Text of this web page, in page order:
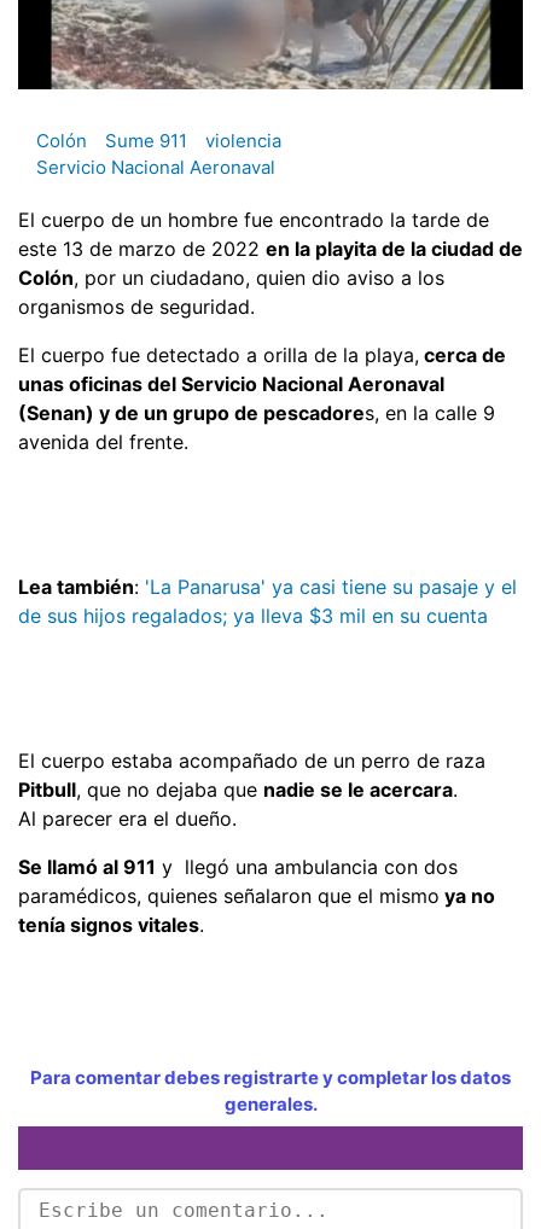
Colón Sume 911
violencia
Servicio Nacional Aeronaval
El cuerpo de un hombre fue encontrado la tarde de
este 13 de marzo de 2022 en la playita de la ciudad de
Colón, por un ciudadano, quien dio aviso a los
organismos de seguridad.
El cuerpo fue detectado a orilla de la playa, cerca de
unas oficinas del Servicio Nacional Aeronaval
(Senan) y de un grupo de pescadores, en la calle 9
avenida del frente.
Lea también: 'La Panarusa' ya casi tiene su pasaje y el
de sus hijos regalados; ya lleva $3 mil en su cuenta
El cuerpo estaba acompañado de un perro de raza
Pitbull, que no dejaba que nadie se le acercara.
Al parecer era el dueño.
Se llamó al 911 y llegó una ambulancia con dos
paramédicos, quienes señalaron que el mismo ya no
tenía signos vitales.
Para comentar debes registrarte y completar los datos
generales.